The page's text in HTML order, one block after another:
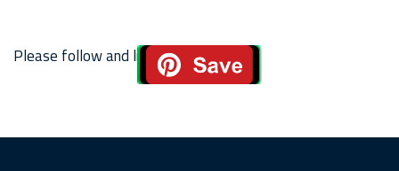
Please follow and like us: